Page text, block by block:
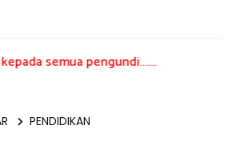
pengundi.......
PENDIDIKAN